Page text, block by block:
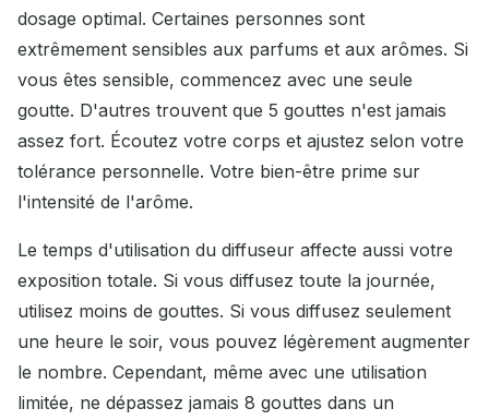
dosage optimal. Certaines personnes sont
extrêmement sensibles aux parfums et aux arômes. Si
vous êtes sensible, commencez avec une seule
goutte. D'autres trouvent que 5 gouttes n'est jamais
assez fort. Écoutez votre corps et ajustez selon votre
tolérance personnelle. Votre bien-être prime sur
l'intensité de l'arôme.
Le temps d'utilisation du diffuseur affecte aussi votre
exposition totale. Si vous diffusez toute la journée,
utilisez moins de gouttes. Si vous diffusez seulement
une heure le soir, vous pouvez légèrement augmenter
le nombre. Cependant, même avec une utilisation
limitée, ne dépassez jamais 8 gouttes dans un